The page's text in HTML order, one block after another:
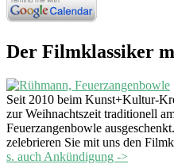
Der Filmklassiker
Seit 2010 beim Kunst+Kultur-
zur Weihnachtszeit traditionell
Feuerzangenbowle
zelebrieren Sie mit uns den
s. auch Ankündigung ->